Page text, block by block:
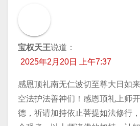
宝权天王说道：
2025年2月20日 上午7:37
感恩顶礼南无仁波切至尊大日如
空法护法善神们！感恩顶礼上师
德，祈请加持依止菩提如法修行